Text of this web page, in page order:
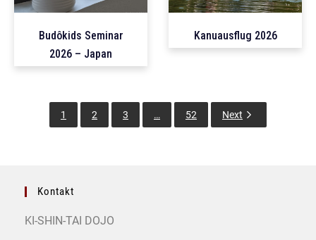
Budôkids Seminar
2026 – Japan
Kanuausflug 2026
1 2 3 … 52 Next
Kontakt
KI-SHIN-TAI DOJO